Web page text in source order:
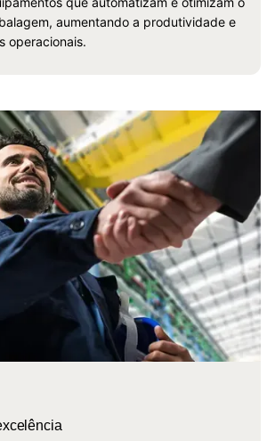
aumentando a produtividade e
operacionais.